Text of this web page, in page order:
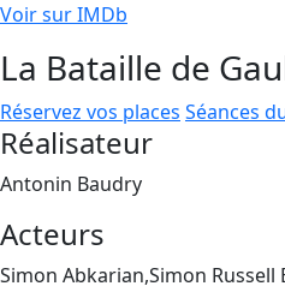
Voir sur IMDb
La Bataille de
Réservez vos places Séances
Réalisateur
Antonin Baudry
Acteurs
Simon Abkarian,Simon